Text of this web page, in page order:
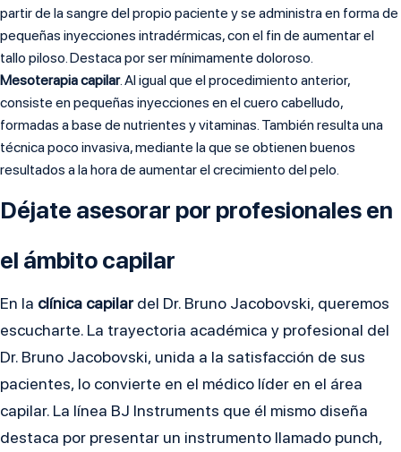
partir de la sangre del propio paciente y se administra en forma de
pequeñas inyecciones intradérmicas, con el fin de aumentar el
tallo piloso. Destaca por ser mínimamente doloroso.
Mesoterapia capilar. Al igual que el procedimiento anterior,
consiste en pequeñas inyecciones en el cuero cabelludo,
formadas a base de nutrientes y vitaminas. También resulta una
técnica poco invasiva, mediante la que se obtienen buenos
resultados a la hora de aumentar el crecimiento del pelo.
Déjate asesorar por profesionales en
el ámbito capilar
En la clínica capilar del Dr. Bruno Jacobovski, queremos
escucharte. La trayectoria académica y profesional del
Dr. Bruno Jacobovski, unida a la satisfacción de sus
pacientes, lo convierte en el médico líder en el área
capilar. La línea BJ Instruments que él mismo diseña
destaca por presentar un instrumento llamado punch,